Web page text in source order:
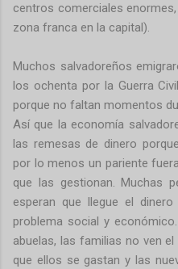
centros comerciales
zona franca en la capital).
Muchos salvadoreños
los ochenta por la Guerra
porque no faltan momentos
Así que la economía
las remesas de dinero
por lo menos un pariente
que las gestionan. Muchas
esperan que llegue el
problema social y
abuelas, las familias no ven
que ellos se gastan y las